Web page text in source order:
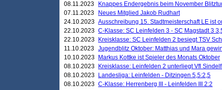
08.11.2023
Knappes Endergebnis beim November
07.11.2023
Neues Mitglied Jakob Rudhart
24.10.2023 Ausschreibung 15. Stadtmeisterschaft LE ist
22.10.2023 C-Klasse: SC Leinfelden 3 - SC Magstadt 3
22.10.2023
Kreisklasse: SC Leinfelden 2 besiegt TSV
11.10.2023 Jugendblitz Oktober: Matthias und Mara
10.10.2023
Markus Kottke ist Spieler des Monats Oktober
08.10.2023
Kreisklasse: Leinfelden 2 unterliegt Vfl
08.10.2023
Landesliga: Leinfelden - Ditzingen 5,5:2,5
08.10.2023 C-Klasse: Herrenberg III - Leinfelden III 2:2